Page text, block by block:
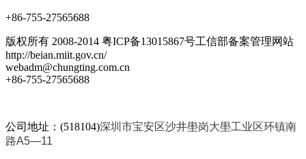
+86-755-27565688
版权所有 2008-2014 粤ICP备13015867号工信部备案管理网站
http://beian.miit.gov.cn/
webadm@chungting.com.cn
+86-755-27565688
公司地址：(518104)深圳市宝安区沙井壆岗大壆工业区环镇南
路A5—11